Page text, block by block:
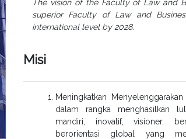
The vision of the Faculty of Law and
superior Faculty of Law and
international level by 2028.
Misi
Meningkatkan
dalam rangka menghasilkan
mandiri, inovatif, visioner,
berorientasi global yang